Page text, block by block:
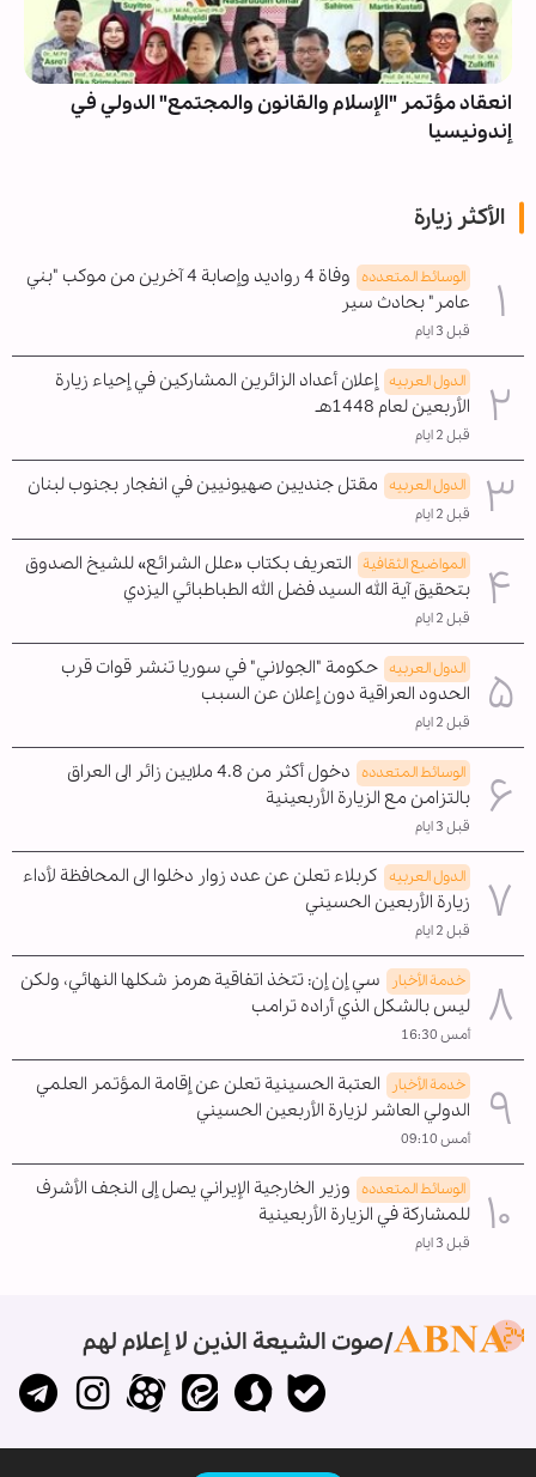
انعقاد مؤتمر "الإسلام والقانون والمجتمع" الدولي في
إندونيسيا
الأكثر زيارة
الوسائط المتعدده
وفاة 4 رواديد وإصابة 4 آخرين من موكب "بني
عامر" بحادث سير
قبل 3 ايام
الدول العربیه إعلان أعداد الزائرين المشاركين في إحياء زيارة
الأربعين لعام 1448هـ
قبل 2 ايام
الدول العربیه مقتل جنديين صهيونيين في انفجار بجنوب لبنان
قبل 2 ايام
المواضیع الثقافية التعريف بكتاب «علل الشرائع» للشيخ الصدوق
بتحقيق آية الله السيد فضل الله الطباطبائي اليزدي
قبل 2 ايام
الدول العربیه حكومة "الجولاني" في سوريا تنشر قوات قرب
الحدود العراقية دون إعلان عن السبب
قبل 2 ايام
الوسائط المتعدده
دخول أكثر من 4.8 ملايين زائر الى العراق
بالتزامن مع الزيارة الأربعينية
قبل 3 ايام
الدول العربیه كربلاء تعلن عن عدد زوار دخلوا الى المحافظة لأداء
زيارة الأربعين الحسيني
قبل 2 ايام
خدمة الأخبار
سي إن إن: تتخذ اتفاقية هرمز شكلها النهائي، ولكن
ليس بالشكل الذي أراده ترامب
أمس 16:30
خدمة الأخبار
العتبة الحسينية تعلن عن إقامة المؤتمر العلمي
الدولي العاشر لزيارة الأربعين الحسيني
أمس 09:10
الوسائط المتعدده وزير الخارجية الإيراني يصل إلى النجف الأشرف
للمشاركة في الزيارة الأربعينية
قبل 3 ايام
صوت الشيعة الذين لا إعلام لهم